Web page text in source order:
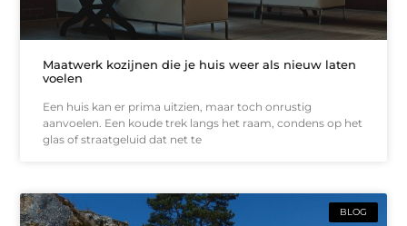
Maatwerk kozijnen die je huis weer als nieuw laten
voelen
Een huis kan er prima uitzien, maar toch onrustig
aanvoelen. Een koude trek langs het raam, condens op het
glas of straatgeluid dat net te
BLOG